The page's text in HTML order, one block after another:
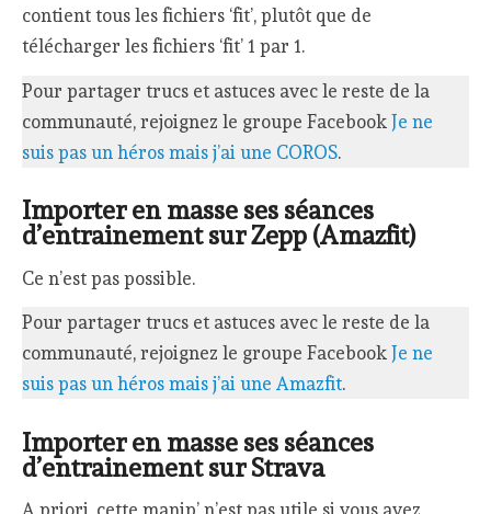
contient tous les fichiers ‘fit’, plutôt que de
télécharger les fichiers ‘fit’ 1 par 1.
Pour partager trucs et astuces avec le reste de la
communauté, rejoignez le groupe FacebookJe ne
suis pas un héros mais j’ai une COROS.
Importer en masse ses séances
d’entrainement sur Zepp (Amazfit)
Ce n’est pas possible.
Pour partager trucs et astuces avec le reste de la
communauté, rejoignez le groupe FacebookJe ne
suis pas un héros mais j’ai une Amazfit.
Importer en masse ses séances
d’entrainement sur Strava